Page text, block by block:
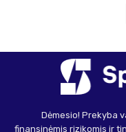
Dėmesio! Prekyba
finansinėmis rizikomis ir